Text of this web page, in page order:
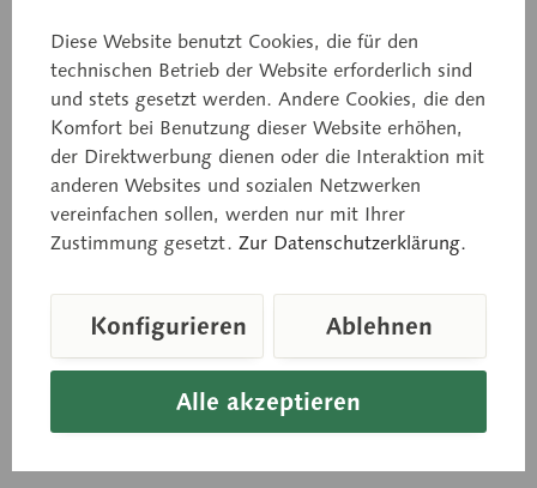
MS 16/1
Weiblicher Fetus
natürliche Größe, aus SOMSO-Plast®. Das Modell
zeigt einen weiblichen Fetus am Ende der
Nabelschnur, Bauchdecke, Lungen (2), Herz (2),
Thymusdrüse, Zwerchfell, Leber (2), Magen und
Darm, Körper. Auf grüner Grundplatte.
Diese Website benutzt Cookies, die für den
technischen Betrieb der Website erforderlich sind
und stets gesetzt werden. Andere Cookies, die den
Komfort bei Benutzung dieser Website erhöhen,
der Direktwerbung dienen oder die Interaktion mit
anderen Websites und sozialen Netzwerken
vereinfachen sollen, werden nur mit Ihrer
Zustimmung gesetzt. Zur Datenschutzerklärung.
Alle akzeptieren
Konfigurieren Ablehnen